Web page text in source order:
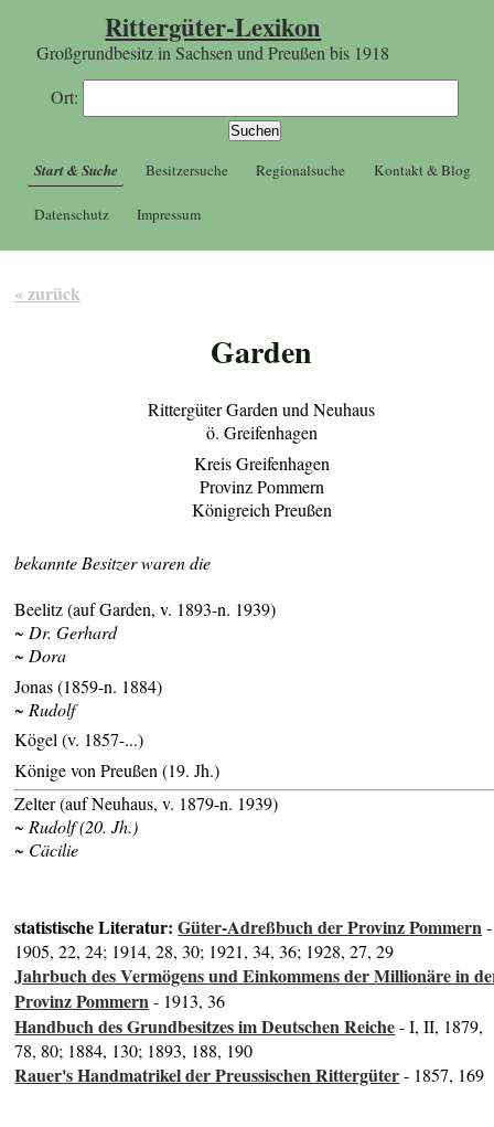
Rittergüter-Lexikon
Großgrundbesitz in Sachsen und Preußen bis 1918
Ort:
Start & Suche Besitzersuche Regionalsuche Kontakt & Blog
Datenschutz Impressum
« zurück
Garden
Rittergüter Garden und Neuhaus
ö. Greifenhagen
Kreis Greifenhagen
Provinz Pommern
Königreich Preußen
bekannte Besitzer waren die
Beelitz (auf Garden, v. 1893-n. 1939)
~ Dr. Gerhard
~ Dora
Jonas (1859-n. 1884)
~ Rudolf
Kögel (v. 1857-...)
Könige von Preußen (19. Jh.)
Zelter (auf Neuhaus, v. 1879-n. 1939)
~ Rudolf (20. Jh.)
~ Cäcilie
statistische Literatur:Güter-Adreßbuch der Provinz Pommern-
1905, 22, 24; 1914, 28, 30; 1921, 34, 36; 1928, 27, 29
Jahrbuch des Vermögens und Einkommens der Millionäre in
Provinz Pommern- 1913, 36
Handbuch des Grundbesitzes im Deutschen Reiche- I, II, 1879,
78, 80; 1884, 130; 1893, 188, 190
Rauer's Handmatrikel der Preussischen Rittergüter- 1857, 169